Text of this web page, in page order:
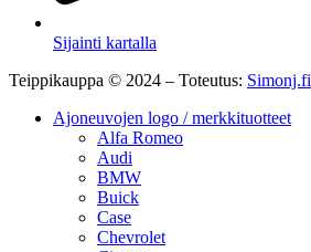
Sijainti kartalla
Teippikauppa © 2024 – Toteutus: Simonj.fi
Ajoneuvojen logo / merkkituotteet
Alfa Romeo
Audi
BMW
Buick
Case
Chevrolet